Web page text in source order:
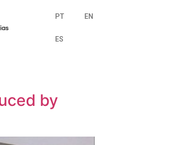
PT EN
ES
by